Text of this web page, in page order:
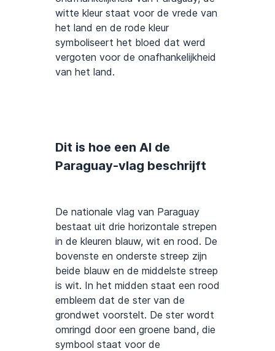
witte kleur staat voor de vrede van
het land en de rode kleur
symboliseert het bloed dat werd
vergoten voor de onafhankelijkheid
van het land.
Dit is hoe een AI de
Paraguay-vlag beschrijft
De nationale vlag van Paraguay
bestaat uit drie horizontale strepen
in de kleuren blauw, wit en rood. De
bovenste en onderste streep zijn
beide blauw en de middelste streep
is wit. In het midden staat een rood
embleem dat de ster van de
grondwet voorstelt. De ster wordt
omringd door een groene band, die
symbool staat voor de